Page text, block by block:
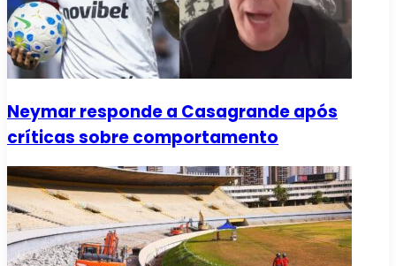
Neymar responde a Casagrande após
críticas sobre comportamento